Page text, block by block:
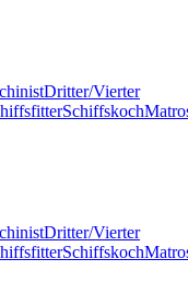
Dritter/Vierter
Schiffskoch
Dritter/Vierter
Schiffskoch